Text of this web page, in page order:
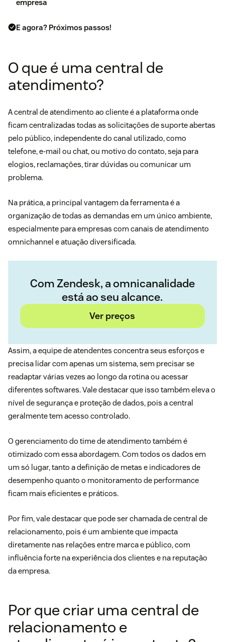
empresa
E agora? Próximos passos!
O que é uma central de
atendimento?
A central de atendimento ao cliente é a plataforma onde
ficam centralizadas todas as solicitações de suporte abertas
pelo público, independente do canal utilizado, como
telefone, e-mail ou chat, ou motivo do contato, seja para
elogios, reclamações, tirar dúvidas ou comunicar um
problema.
Na prática, a principal vantagem da ferramenta é a
organização de todas as demandas em um único ambiente,
especialmente para empresas com canais de atendimento
omnichannel e atuação diversificada.
Com Zendesk, a omnicanalidade
está ao seu alcance.
Ver preços
Assim, a equipe de atendentes concentra seus esforços e
precisa lidar com apenas um sistema, sem precisar se
readaptar várias vezes ao longo da rotina ou acessar
diferentes softwares. Vale destacar que isso também eleva o
nível de segurança e proteção de dados, pois a central
geralmente tem acesso controlado.
O gerenciamento do time de atendimento também é
otimizado com essa abordagem. Com todos os dados em
um só lugar, tanto a definição de metas e indicadores de
desempenho quanto o monitoramento de performance
ficam mais eficientes e práticos.
Por fim, vale destacar que pode ser chamada de central de
relacionamento, pois é um ambiente que impacta
diretamente nas relações entre marca e público, com
influência forte na experiência dos clientes e na reputação
da empresa.
Por que criar uma central de
relacionamento e